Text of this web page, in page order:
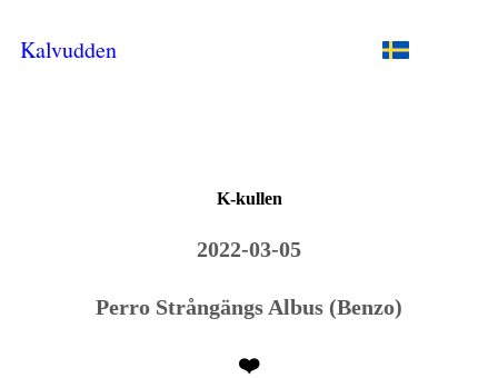
Kalvudden
K-kullen
2022-03-05
Perro Strångängs Albus (Benzo)
❤️